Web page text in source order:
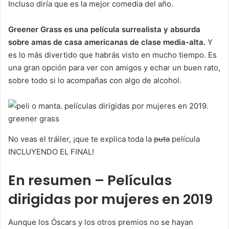
Incluso diría que es la mejor comedia del año.
Greener Grass es una película surrealista y absurda
sobre amas de casa americanas de clase media-alta. Y
es lo más divertido que habrás visto en mucho tiempo. Es
una gran opción para ver con amigos y echar un buen rato,
sobre todo si lo acompañas con algo de alcohol.
No veas el tráiler, ¡que te explica toda la puta película
INCLUYENDO EL FINAL!
En resumen – Películas
dirigidas por mujeres en 2019
Aunque los Óscars y los otros premios no se hayan